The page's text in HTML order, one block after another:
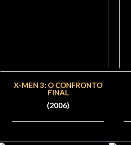
X-MEN 3: O CONFRONTO
FINAL
(2006)